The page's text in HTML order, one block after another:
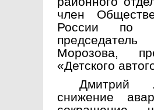
член
России по
Морозова,
«Детского
Дмитрий
снижение